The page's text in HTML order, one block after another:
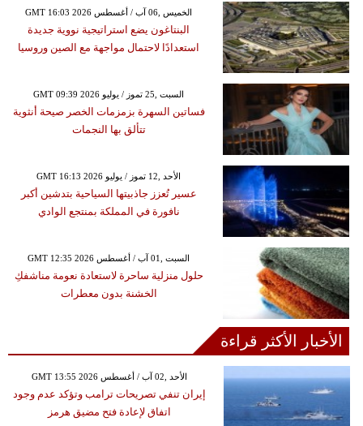
GMT 16:03 2026 الخميس ,06 آب / أغسطس
البنتاغون يضع استراتيجية نووية جديدة
استعدادًا لاحتمال مواجهة مع الصين وروسيا
GMT 09:39 2026 السبت ,25 تموز / يوليو
فساتين السهرة بزمزمات الخصر صيحة أنثوية
تتألق بها النجمات
GMT 16:13 2026 الأحد ,12 تموز / يوليو
عسير تُعزز جاذبيتها السياحية بتدشين أكبر
نافورة في المملكة بمنتجع الوادي
GMT 12:35 2026 السبت ,01 آب / أغسطس
حلول منزلية ساحرة لاستعادة نعومة مناشفكِ
الخشنة بدون معطرات
الأخبار الأكثر قراءة
GMT 13:55 2026 الأحد ,02 آب / أغسطس
إيران تنفي تصريحات ترامب وتؤكد عدم وجود
اتفاق لإعادة فتح مضيق هرمز